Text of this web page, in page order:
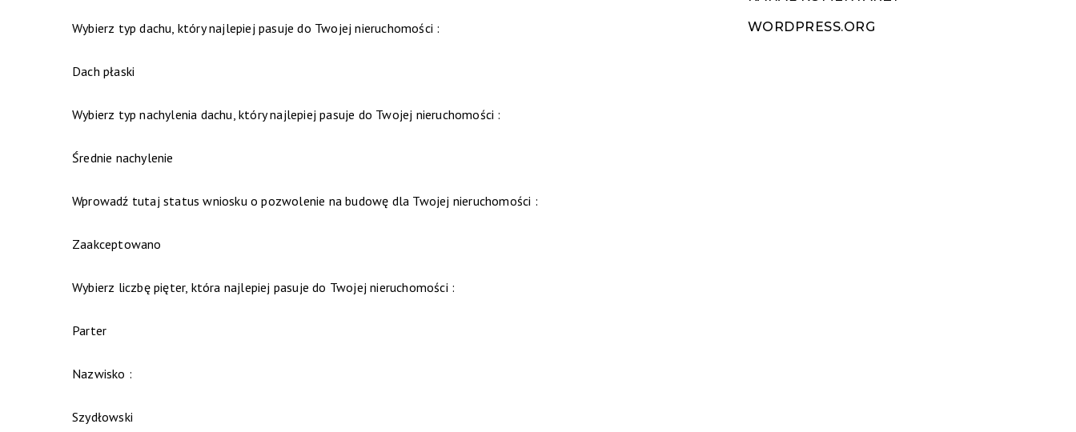
Wybierz typ dachu, który najlepiej pasuje do Twojej nieruchomości :
Dach płaski
Wybierz typ nachylenia dachu, który najlepiej pasuje do Twojej nieruchomości :
Średnie nachylenie
Wprowadź tutaj status wniosku o pozwolenie na budowę dla Twojej nieruchomości :
Zaakceptowano
Wybierz liczbę pięter, która najlepiej pasuje do Twojej nieruchomości :
Parter
Nazwisko :
Szydłowski
WORDPRESS.ORG